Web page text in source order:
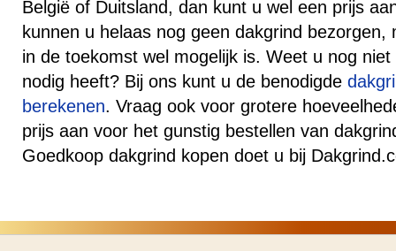
België of Duitsland, dan kunt u wel een prijs
kunnen u helaas nog geen dakgrind bezorgen,
in de toekomst wel mogelijk is. Weet u nog
nodig heeft? Bij ons kunt u de benodigde
berekenen. Vraag ook voor grotere
prijs aan voor het gunstig bestellen van
Goedkoop dakgrind kopen doet u bij